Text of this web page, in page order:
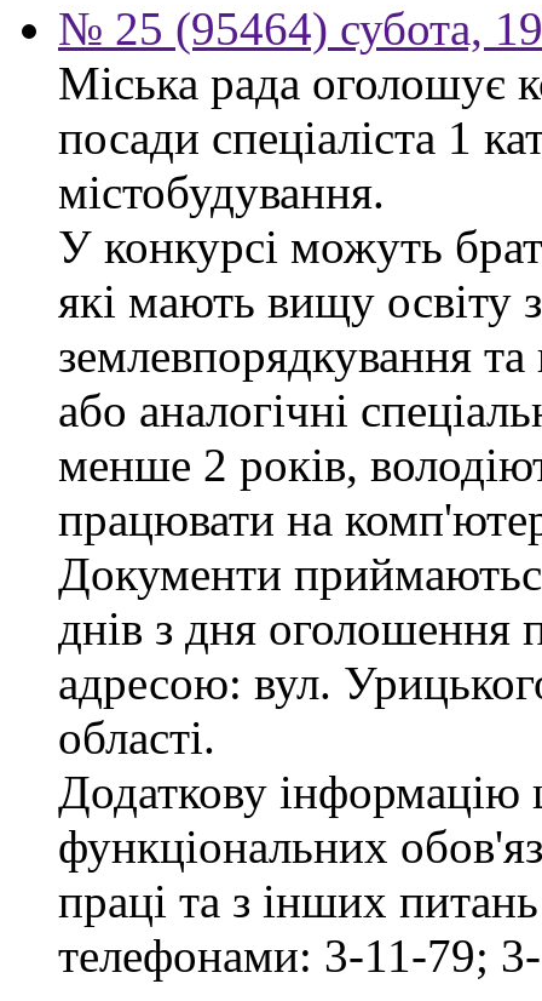
№ 25 (95464) субота,
Міська рада оголошує
посади спеціаліста 1
містобудування.
У конкурсі можуть
які мають вищу освіту
землевпорядкування
або аналогічні
менше 2 років,
працювати на
Документи
днів з дня оголошення
адресою: вул.
області.
Додаткову
функціональних
праці та з інших
телефонами: 3-11-79;